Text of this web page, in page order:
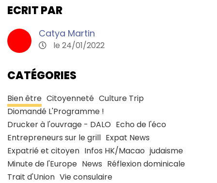
ECRIT PAR
Catya Martin
le 24/01/2022
CATÉGORIES
Bien être Citoyenneté Culture Trip
Diomandé L'Programme !
Drucker à l'ouvrage - DALO Echo de l'éco
Entrepreneurs sur le grill Expat News
Expatrié et citoyen Infos HK/Macao judaisme
Minute de l'Europe News Réflexion dominicale
Trait d'Union Vie consulaire